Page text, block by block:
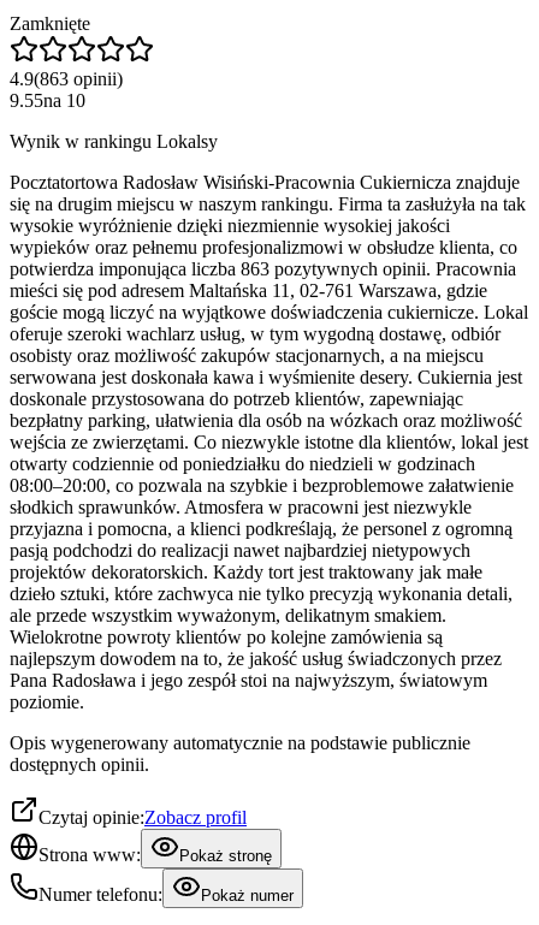
Zamknięte
4.9(863 opinii)
9.55na 10
Wynik w rankingu Lokalsy
Pocztatortowa Radosław Wisiński-Pracownia Cukiernicza znajduje
się na drugim miejscu w naszym rankingu. Firma ta zasłużyła na tak
wysokie wyróżnienie dzięki niezmiennie wysokiej jakości
wypieków oraz pełnemu profesjonalizmowi w obsłudze klienta, co
potwierdza imponująca liczba 863 pozytywnych opinii. Pracownia
mieści się pod adresem Maltańska 11, 02-761 Warszawa, gdzie
goście mogą liczyć na wyjątkowe doświadczenia cukiernicze. Lokal
oferuje szeroki wachlarz usług, w tym wygodną dostawę, odbiór
osobisty oraz możliwość zakupów stacjonarnych, a na miejscu
serwowana jest doskonała kawa i wyśmienite desery. Cukiernia jest
doskonale przystosowana do potrzeb klientów, zapewniając
bezpłatny parking, ułatwienia dla osób na wózkach oraz możliwość
wejścia ze zwierzętami. Co niezwykle istotne dla klientów, lokal jest
otwarty codziennie od poniedziałku do niedzieli w godzinach
08:00–20:00, co pozwala na szybkie i bezproblemowe załatwienie
słodkich sprawunków. Atmosfera w pracowni jest niezwykle
przyjazna i pomocna, a klienci podkreślają, że personel z ogromną
pasją podchodzi do realizacji nawet najbardziej nietypowych
projektów dekoratorskich. Każdy tort jest traktowany jak małe
dzieło sztuki, które zachwyca nie tylko precyzją wykonania detali,
ale przede wszystkim wyważonym, delikatnym smakiem.
Wielokrotne powroty klientów po kolejne zamówienia są
najlepszym dowodem na to, że jakość usług świadczonych przez
Pana Radosława i jego zespół stoi na najwyższym, światowym
poziomie.
Opis wygenerowany automatycznie na podstawie publicznie
dostępnych opinii.
Czytaj opinie:Zobacz profil
Strona www:
Pokaż stronę
Numer telefonu: Pokaż numer